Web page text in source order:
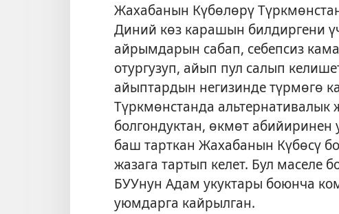
Жахабанын Күбөлөрү
Диний көз карашын билдиргени
айрымдарын сабап, себепсиз
отургузуп, айып пул салып
айыптардын негизинде түрмөгө
Түркмөнстанда
болгондуктан, өкмөт
баш тарткан Жахабанын Күбөсү
жазага тартып келет. Бул
БУУнун Адам укуктары боюнча
уюмдарга кайрылган.